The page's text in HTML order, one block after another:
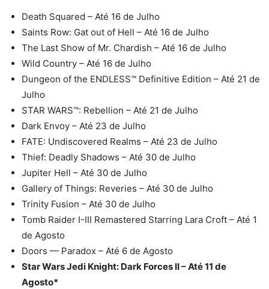
Death Squared – Até 16 de Julho
Saints Row: Gat out of Hell – Até 16 de Julho
The Last Show of Mr. Chardish – Até 16 de Julho
Wild Country – Até 16 de Julho
Dungeon of the ENDLESS™ Definitive Edition – Até 21 de
Julho
STAR WARS™: Rebellion – Até 21 de Julho
Dark Envoy – Até 23 de Julho
FATE: Undiscovered Realms – Até 23 de Julho
Thief: Deadly Shadows – Até 30 de Julho
Jupiter Hell – Até 30 de Julho
Gallery of Things: Reveries – Até 30 de Julho
Trinity Fusion – Até 30 de Julho
Tomb Raider I-III Remastered Starring Lara Croft – Até 1
de Agosto
Doors — Paradox – Até 6 de Agosto
Star Wars Jedi Knight: Dark Forces II – Até 11 de
Agosto*